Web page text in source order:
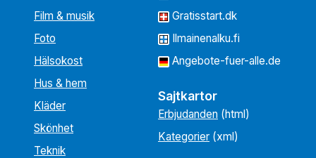
Film & musik
Foto
Hälsokost
Hus & hem
Kläder
Skönhet
Teknik
Gratisstart.dk
Ilmainenalku.fi
Angebote-fuer-alle.de
Sajtkartor
Erbjudanden (html)
Kategorier (xml)